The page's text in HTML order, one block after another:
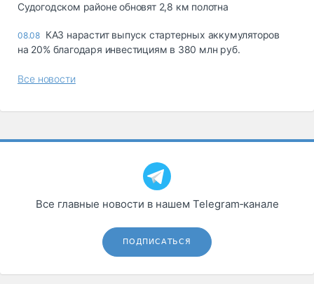
Судогодском районе обновят 2,8 км полотна
08.08 КАЗ нарастит выпуск стартерных аккумуляторов
на 20% благодаря инвестициям в 380 млн руб.
Все новости
Все главные новости в нашем Telegram‑канале
ПОДПИСАТЬСЯ